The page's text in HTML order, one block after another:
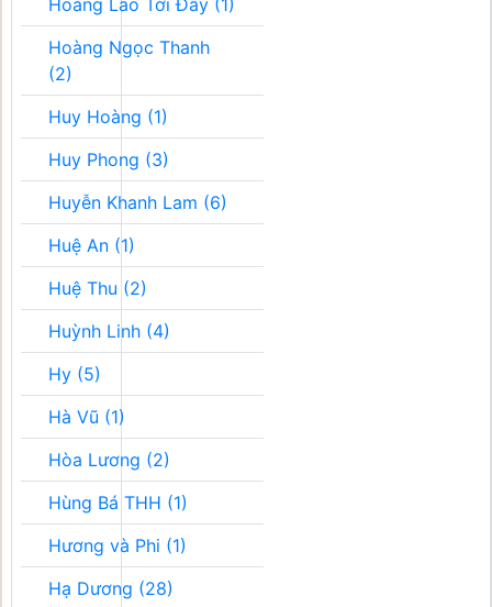
Hoàng Lão Tới Đây (1)
Hoàng Ngọc Thanh
(2)
Huy Hoàng (1)
Huy Phong (3)
Huyễn Khanh Lam (6)
Huệ An (1)
Huệ Thu (2)
Huỳnh Linh (4)
Hy (5)
Hà Vũ (1)
Hòa Lương (2)
Hùng Bá THH (1)
Hương và Phi (1)
Hạ Dương (28)